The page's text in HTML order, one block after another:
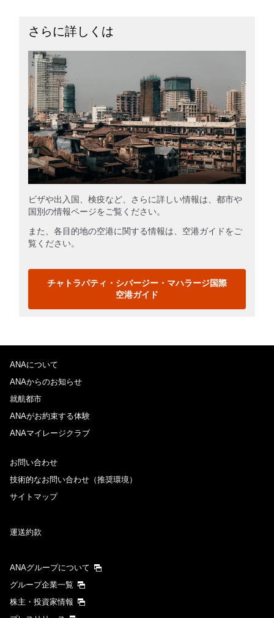
さらに詳しくは
ビザや出入国、検疫など、さらに詳しい情報は、都市や
国別の情報ページをご覧ください。
また、各目的地の空港に関する情報は、空港ガイドをご
覧ください。
チャトラパティ・シバージー・マハラージ国際
空港ガイド
ANAについて
ANAからのお知らせ
就航都市
ANAがお約束する体験
ANAマイレージクラブ
お問い合わせ
技術的なお問い合わせ（推奨環境）
サイトマップ
運送約款
ANAグループについて
グループ企業一覧
株主・投資家情報